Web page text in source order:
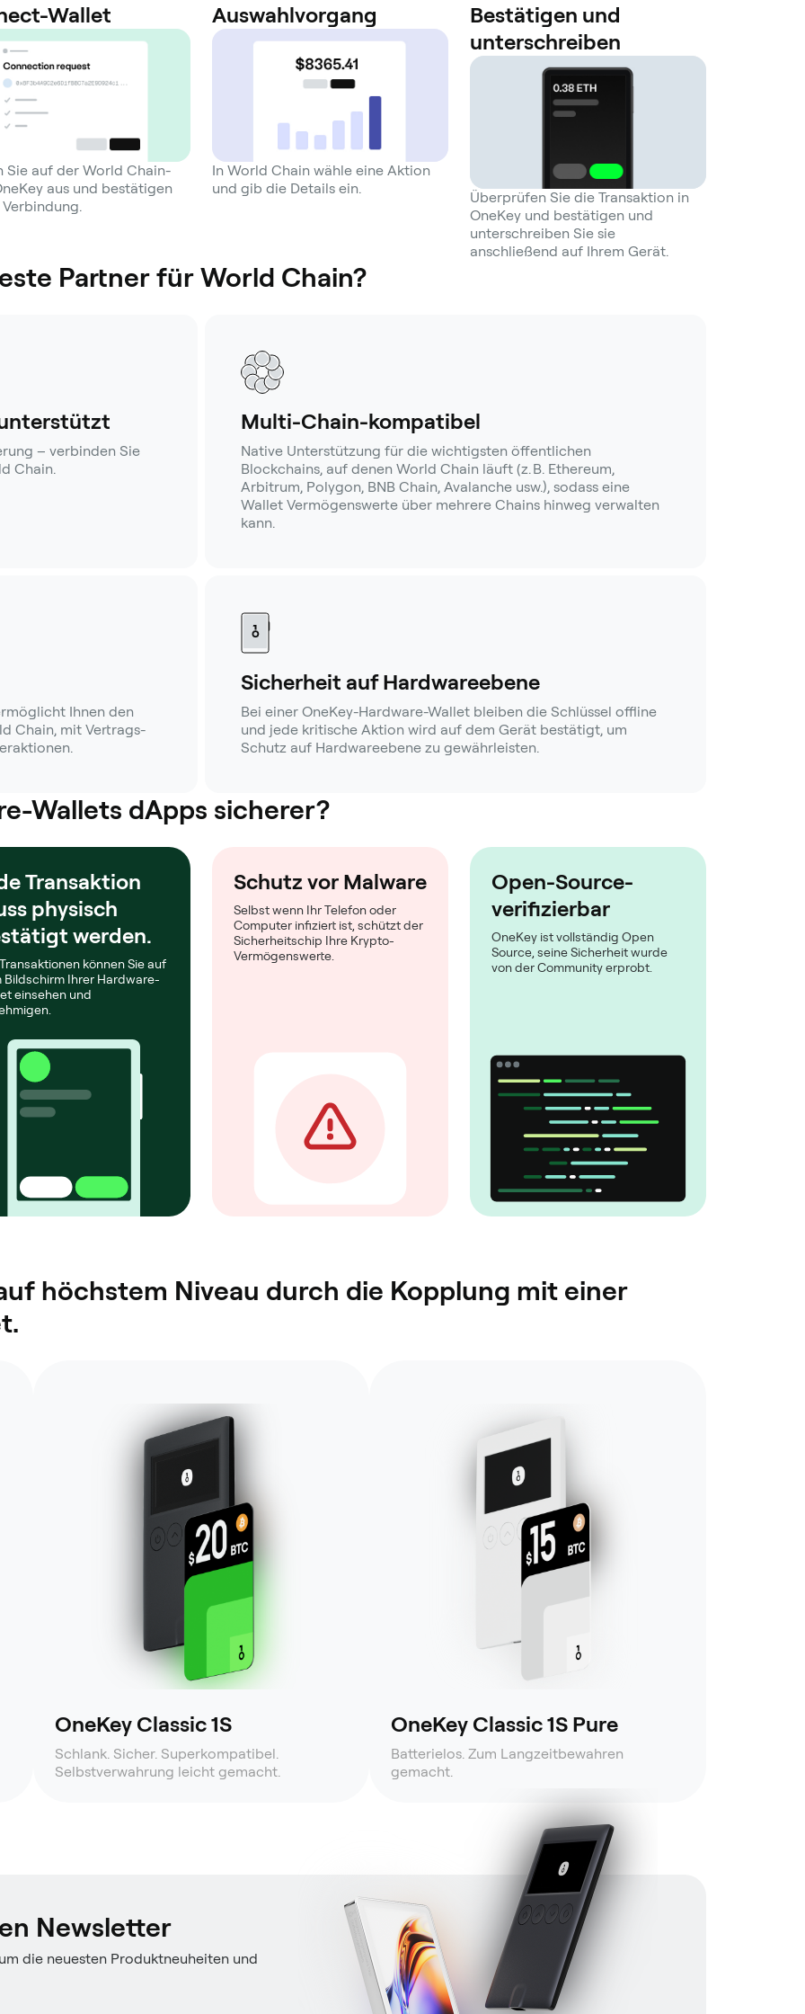
Wallet
Sie auf der World Chain-
aus und bestätigen
Auswahlvorgang
In World Chain wähle eine Aktion
und gib die Details ein.
Bestätigen und
unterschreiben
Überprüfen Sie die Transaktion in
OneKey und bestätigen und
unterschreiben Sie sie
anschließend auf Ihrem Gerät.
Partner für World Chain?
– verbinden Sie
Chain.
Multi-Chain-kompatibel
Native Unterstützung für die wichtigsten öffentlichen
Blockchains, auf denen World Chain läuft (z. B. Ethereum,
Arbitrum, Polygon, BNB Chain, Avalanche usw.), sodass eine
Wallet Vermögenswerte über mehrere Chains hinweg verwalten
kann.
Ihnen den
Chain, mit Vertrags-
Sicherheit auf Hardwareebene
Bei einer OneKey-Hardware-Wallet bleiben die Schlüssel offline
und jede kritische Aktion wird auf dem Gerät bestätigt, um
Schutz auf Hardwareebene zu gewährleisten.
Wallets dApps sicherer?
Transaktion
physisch
werden.
können Sie auf
Bildschirm Ihrer Hardware-
einsehen und
Schutz vor Malware
Selbst wenn Ihr Telefon oder
Computer infiziert ist, schützt der
Sicherheitschip Ihre Krypto-
Vermögenswerte.
Open-Source-
verifizierbar
OneKey ist vollständig Open
Source, seine Sicherheit wurde
von der Community erprobt.
höchstem Niveau durch die Kopplung mit einer
OneKey Classic 1S
Schlank. Sicher. Superkompatibel.
Selbstverwahrung leicht gemacht.
OneKey Classic 1S Pure
Batterielos. Zum Langzeitbewahren
gemacht.
Newsletter
die neuesten Produktneuheiten und